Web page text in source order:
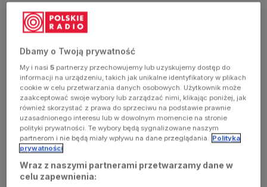
exception
has
occurred
(see the
browser
console for
Dbamy o Twoją prywatność
My i nasi5 partnerzy przechowujemy lub uzyskujemy dostęp do
informacji na urządzeniu, takich jak unikalne identyfikatory w plikach
cookie w celu przetwarzania danych osobowych. Użytkownik może
zaakceptować swoje wybory lub zarządzać nimi, klikając poniżej, jak
również skorzystać z prawa do sprzeciwu na podstawie prawnie
uzasadnionego interesu lub w dowolnym momencie na stronie
polityki prywatności. Te wybory będą sygnalizowane naszym
partnerom i nie będą miały wpływu na dane przeglądania. Polityka
prywatności
Wraz z naszymi partnerami przetwarzamy dane w
celu zapewnienia: